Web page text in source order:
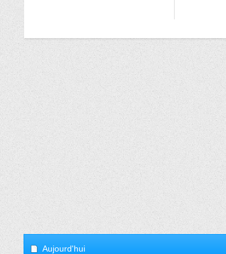
Aujourd'hui